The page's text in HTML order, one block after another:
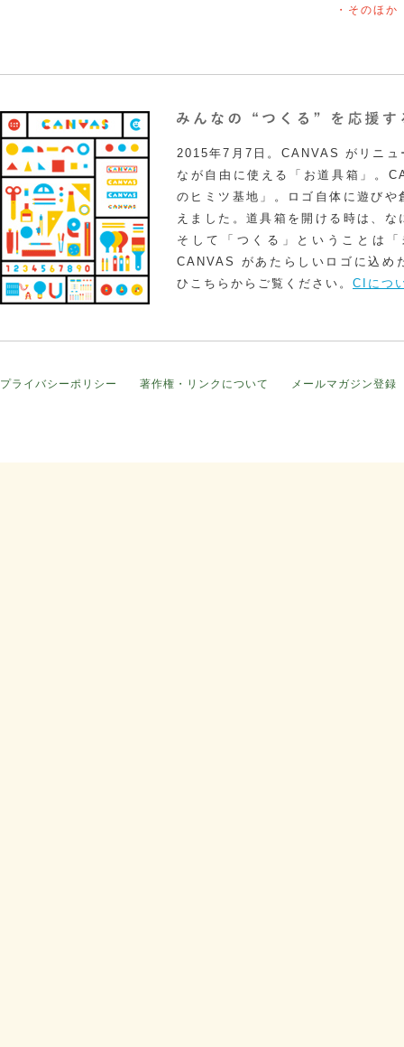
・そのほか
2015年7月7日。CANVAS がリニュ
なが自由に使える「お道具箱」。
のヒミツ基地」。ロゴ自体に遊び
えました。道具箱を開ける時は、
そして「つくる」ということは
CANVAS があたらしいロゴに込め
ひこちらからご覧ください。 CIにつ
プライバシーポリシー 著作権・リンクについて メールマガジン登録